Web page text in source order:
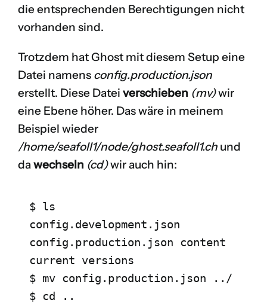
die entsprechenden Berechtigungen nicht
vorhanden sind.
Trotzdem hat Ghost mit diesem Setup eine
Datei namens config.production.json
erstellt. Diese Datei verschieben (mv)wir
eine Ebene höher. Das wäre in meinem
Beispiel wieder
/home/seafoll1/node/ghost.seafoll1.ch und
dawechseln (cd)wir auch hin:
$ ls
config.development.json
config.production.json content
current versions
$ mv config.production.json ../
$ cd ..